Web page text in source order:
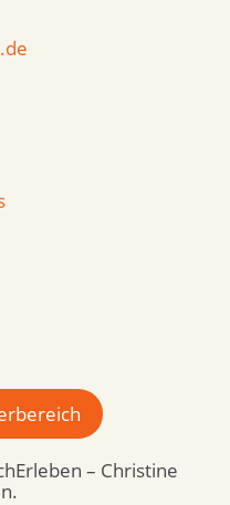
– Christine